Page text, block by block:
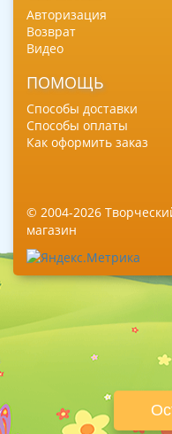
Авторизация
Возврат
Видео
ПОМОЩЬ
Способы доставки
Способы оплаты
Как оформить заказ
© 2004-2026
магазин